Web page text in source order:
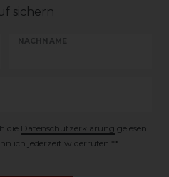
sichern
NACHNAME
die Daten­schutz­erklärung gelesen
ich jederzeit widerrufen.**